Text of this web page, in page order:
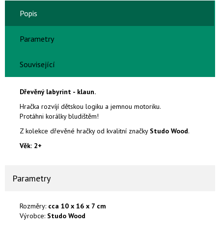
Popis
Parametry
Související
Dřevěný labyrint - klaun.
Hračka rozvíjí dětskou logiku a jemnou motoriku.
Protáhni korálky bludištěm!
Z kolekce dřevěné hračky od kvalitní značky Studo Wood.
Věk: 2+
Parametry
Rozměry: cca 10 x 16 x 7 cm
Výrobce: Studo Wood